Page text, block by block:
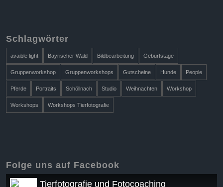
Schlagwörter
avaible light Bayrischer Wald Bildbearbeitung Geburtstage
Gruppenworkshop Gruppenworkshops Gutscheine Hunde People
Pferde Portraits Schöllnach Studio Weihnachten Workshop
Workshops Workshops Tierfotografie
Folge uns auf Facebook
Tierfotografie und Fotocoaching